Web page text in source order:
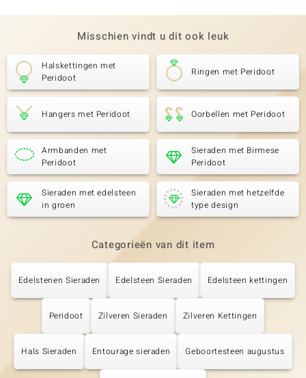
Misschien vindt u dit ook leuk
Halskettingen met
Peridoot
Ringen met Peridoot
Hangers met Peridoot Oorbellen met Peridoot
Armbanden met
Peridoot
Sieraden met Birmese
Peridoot
Sieraden met edelsteen
in groen
Sieraden met hetzelfde
type design
Categorieën van dit item
Edelstenen Sieraden Edelsteen Sieraden Edelsteen kettingen
Peridoot Zilveren Sieraden Zilveren Kettingen
Hals Sieraden Entourage sieraden Geboortesteen augustus